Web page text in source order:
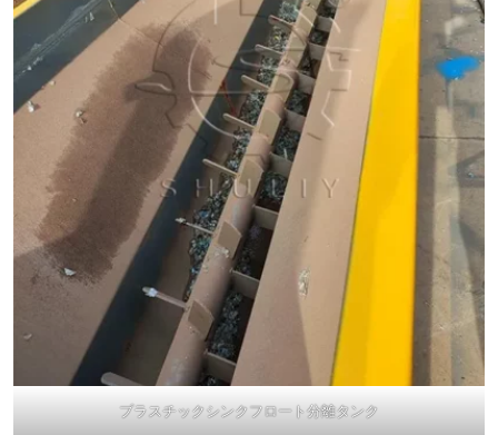
プラスチックシンクフロート分離タンク